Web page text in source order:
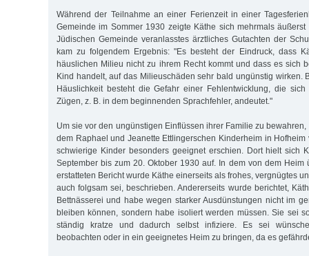
Während der Teilnahme an einer Ferienzeit in einer
Gemeinde im Sommer 1930 zeigte Käthe sich mehrmals
Jüdischen Gemeinde veranlasstes ärztliches Gutachten der
kam zu folgendem Ergebnis: "Es besteht der Eindruck, dass
häuslichen Milieu nicht zu ihrem Recht kommt und dass es sich
Kind handelt, auf das Milieuschäden sehr bald ungünstig wirken.
Häuslichkeit besteht die Gefahr einer Fehlentwicklung, die
Zügen, z. B. in dem beginnenden Sprachfehler, andeutet."
Um sie vor den ungünstigen Einflüssen ihrer Familie zu
dem Raphael und Jeanette Ettlingerschen Kinderheim in Hofheim
schwierige Kinder besonders geeignet erschien. Dort hielt sich
September bis zum 20. Oktober 1930 auf. In dem von dem Heim
erstatteten Bericht wurde Käthe einerseits als frohes, vergnügtes
auch folgsam sei, beschrieben. Andererseits wurde berichtet,
Bettnässerei und habe wegen starker Ausdünstungen nicht im
bleiben können, sondern habe isoliert werden müssen. Sie sei
ständig kratze und dadurch selbst infiziere. Es sei
beobachten oder in ein geeignetes Heim zu bringen, da es